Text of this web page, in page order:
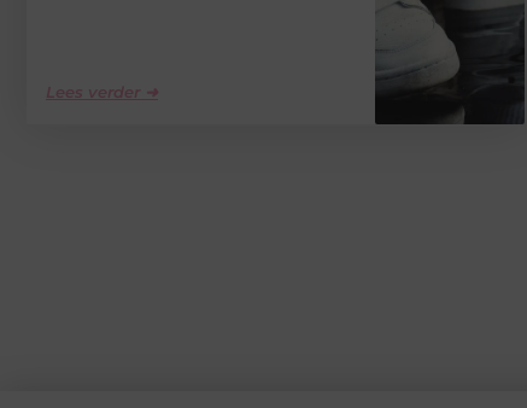
Lees verder ➜